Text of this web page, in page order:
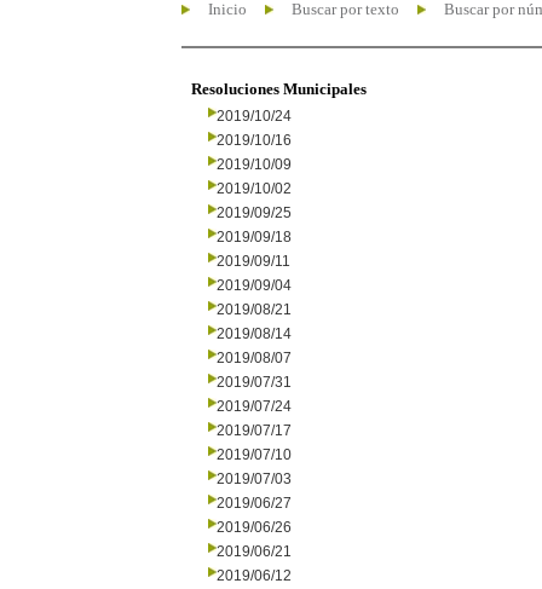
Inicio Buscar por texto Buscar por
Resoluciones Municipales
2019/10/24
2019/10/16
2019/10/09
2019/10/02
2019/09/25
2019/09/18
2019/09/11
2019/09/04
2019/08/21
2019/08/14
2019/08/07
2019/07/31
2019/07/24
2019/07/17
2019/07/10
2019/07/03
2019/06/27
2019/06/26
2019/06/21
2019/06/12